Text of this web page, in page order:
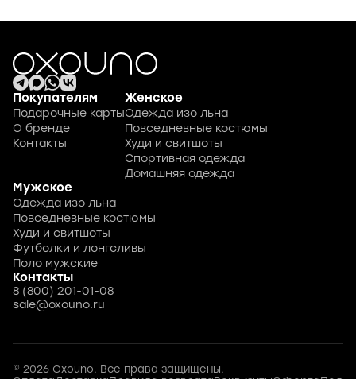
Покупателям
Подарочные карты
О бренде
Контакты
Женское
Одежда изо льна
Повседневные костюмы
Худи и свитшоты
Спортивная одежда
Домашняя одежда
Мужское
Одежда изо льна
Повседневные костюмы
Худи и свитшоты
Футболки и лонгсливы
Поло мужские
Контакты
8 (800) 201-01-08
sale@oxouno.ru
© 2026 Oxouno. Все права защищены.